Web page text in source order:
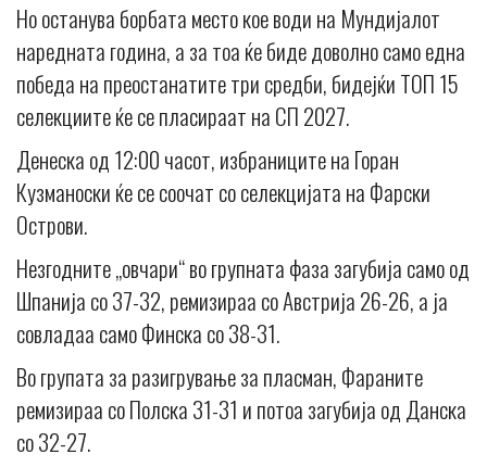
Но останува борбата место кое води на Мундијалот
наредната година, а за тоа ќе биде доволно само една
победа на преостанатите три средби, бидејќи ТОП 15
селекциите ќе се пласираат на СП 2027.
Денеска од 12:00 часот, избраниците на Горан
Кузманоски ќе се соочат со селекцијата на Фарски
Острови.
Незгодните „овчари“ во групната фаза загубија само од
Шпанија со 37-32, ремизираа со Австрија 26-26, а ја
совладаа само Финска со 38-31.
Во групата за разигрување за пласман, Фараните
ремизираа со Полска 31-31 и потоа загубија од Данска
со 32-27.